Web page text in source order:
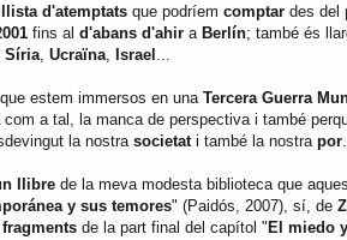
llista d'atemptats que podríem comptar des del
fins al d'abans d'ahir a Berlín; també és
Síria Ucraïna Israel
estem immersos en una Tercera Guerra
com a tal, la manca de perspectiva i també
la nostra societat i també la nostra por
llibre de la meva modesta biblioteca que
y sus temores" (Paidós, 2007), sí, de
de la part final del capítol "El miedo